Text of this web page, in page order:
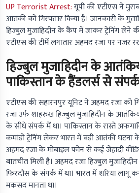
UP Terrorist Arrest:यूपी की एटीएस ने
आतंकी को गिरफ्तार किया है। जानकारी के
हिज्बुल मुजाहिदीन के कैंप में जाकर ट्रेनिंग लेने
एटीएस की टीमें लगातार अहमद रजा पर नजर
हिज्बुल मुजाहिदीन के
पाकिस्तान के हैंडलर्स से
एटीएस की सहारनपुर यूनिट ने अहमद रजा को
रजा उर्फ शाहरुख हिज्बुल मुजाहिदीन के
के सीधे संपर्क में था। पाकिस्तान के रास्ते
कमांडो ट्रेनिंग लेकर भारत में बड़ी आतंकी घटना
अहमद रजा के मोबाइल फोन से कई जेहादी
बातचीत मिली है। अहमद रजा हिज्बुल
फिरदौस के संपर्क में था। भारत में शरिया लागू
मकसद मानता था।